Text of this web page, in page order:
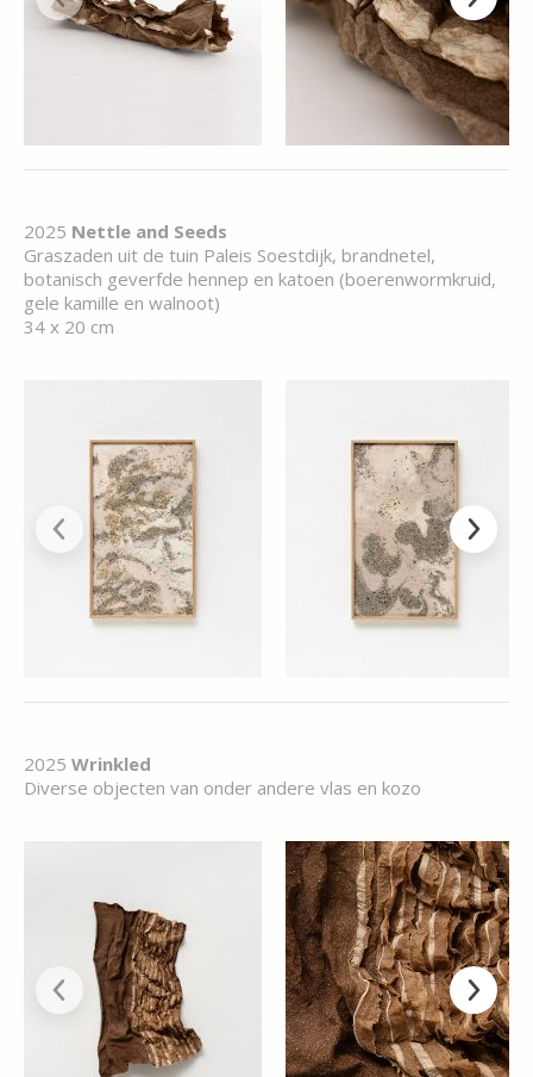
2025 Nettle and Seeds
Graszaden uit de tuin Paleis Soestdijk, brandnetel,
botanisch geverfde hennep en katoen (boerenwormkruid,
gele kamille en walnoot)
34 x 20 cm
2025 Wrinkled
Diverse objecten van onder andere vlas en kozo